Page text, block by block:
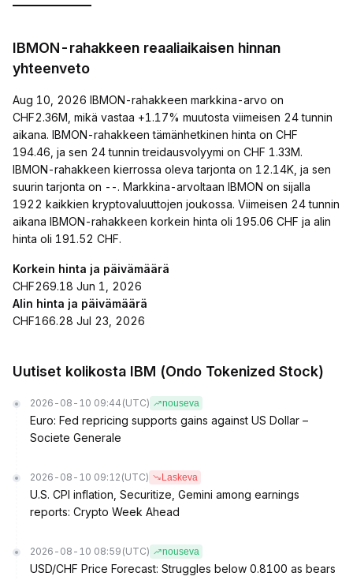
IBMON-rahakkeen reaaliaikaisen hinnan
yhteenveto
Aug 10, 2026 IBMON-rahakkeen markkina-arvo on
CHF2.36M, mikä vastaa +1.17% muutosta viimeisen 24 tunnin
aikana. IBMON-rahakkeen tämänhetkinen hinta on CHF
194.46, ja sen 24 tunnin treidausvolyymi on CHF 1.33M.
IBMON-rahakkeen kierrossa oleva tarjonta on 12.14K, ja sen
suurin tarjonta on --. Markkina-arvoltaan IBMON on sijalla
1922 kaikkien kryptovaluuttojen joukossa. Viimeisen 24 tunnin
aikana IBMON-rahakkeen korkein hinta oli 195.06 CHF ja alin
hinta oli 191.52 CHF.
Korkein hinta ja päivämäärä
CHF269.18 Jun 1, 2026
Alin hinta ja päivämäärä
CHF166.28 Jul 23, 2026
Uutiset kolikosta IBM (Ondo Tokenized Stock)
2026-08-10 09:44 (UTC) nouseva
Euro: Fed repricing supports gains against US Dollar –
Societe Generale
2026-08-10 09:12 (UTC) Laskeva
U.S. CPI inflation, Securitize, Gemini among earnings
reports: Crypto Week Ahead
2026-08-10 08:59 (UTC) nouseva
USD/CHF Price Forecast: Struggles below 0.8100 as bears